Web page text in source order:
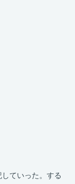
していった。する